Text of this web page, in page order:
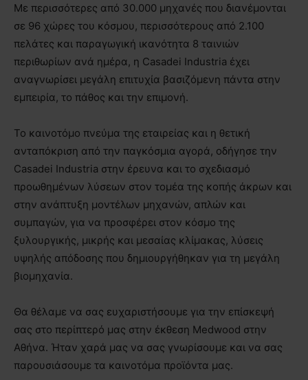
Με περισσότερες από 30.000 μηχανές που διανέμονται
σε 96 χώρες του κόσμου, περισσότερους από 2.100
πελάτες και παραγωγική ικανότητα 8 ταινιών
περιθωρίων ανά ημέρα, η Casadei Industria έχει
αναγνωρίσει μεγάλη επιτυχία βασιζόμενη πάντα στην
εμπειρία, το πάθος και την επιμονή.
Το καινοτόμο πνεύμα της εταιρείας και η θετική
ανταπόκριση από την παγκόσμια αγορά, οδήγησε την
Casadei Industria στην έρευνα και το σχεδιασμό
προωθημένων λύσεων στον τομέα της κοπής άκρων και
στην ανάπτυξη μοντέλων μηχανών, απλών και
συμπαγών, για να προσφέρει στον κόσμο της
ξυλουργικής, μικρής και μεσαίας κλίμακας, λύσεις
υψηλής απόδοσης που δημιουργήθηκαν για τη μεγάλη
βιομηχανία.
Θα θέλαμε να σας ευχαριστήσουμε για την επίσκεψή
σας στο περίπτερό μας στην έκθεση Medwood στην
Αθήνα. Ήταν χαρά μας να σας γνωρίσουμε και να σας
παρουσιάσουμε τα καινοτόμα προϊόντα μας.